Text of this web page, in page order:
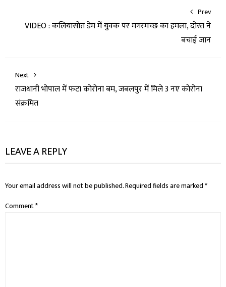
Prev
VIDEO : कलियासोत डेम में युवक पर मगरमच्छ का हमला, दोस्त ने
बचाई जान
Next
राजधानी भोपाल में फटा कोरोना बम, जबलपुर में मिले 3 नए कोरोना
संक्रमित
LEAVE A REPLY
Your email address will not be published.Required fields are marked*
Comment*